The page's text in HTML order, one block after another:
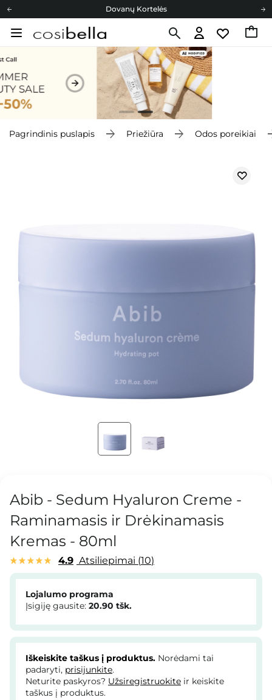
Dovanų Kortelės
Cosibella lojalumo programa
Dovanų Kortelės
Pagrindinis puslapis Priežiūra Odos poreikiai
Abib - Sedum Hyaluron Creme -
Raminamasis ir Drėkinamasis
Kremas - 80ml
4.9 Atsiliepimai 10
Lojalumo programa
Įsigiję gausite: 20.90 tšk.
Iškeiskite taškus į produktus. Norėdami tai
padaryti, prisijunkite.
Neturite paskyros? Užsiregistruokite ir keiskite
taškus į produktus.